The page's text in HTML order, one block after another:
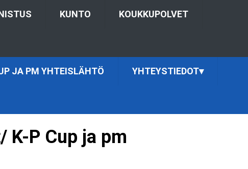
KUNTO KOUKKUPOLVET
JA PM YHTEISLÄHTÖ YHTEYSTIEDOT▾
P Cup ja pm